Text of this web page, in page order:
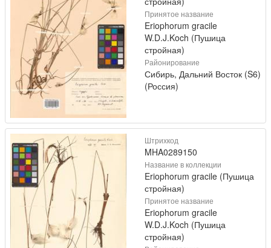
Принятое название
Eriophorum gracile
W.D.J.Koch (Пушица
стройная)
Районирование
Сибирь, Дальний Восток (S6)
(Россия)
Штрихкод
MHA0289150
Название в коллекции
Eriophorum gracile (Пушица
стройная)
Принятое название
Eriophorum gracile
W.D.J.Koch (Пушица
стройная)